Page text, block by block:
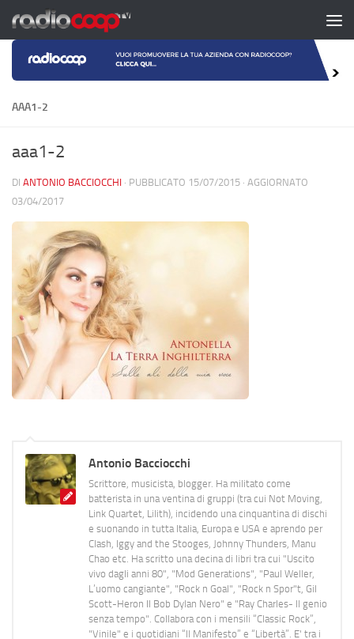
Salta al contenuto
AAA1-2
aaa1-2
DI ANTONIO BACCIOCCHI · PUBBLICATO 15/07/2015 · AGGIORNATO
03/04/2017
Antonio Bacciocchi
Scrittore, musicista, blogger. Ha militato come
batterista in una ventina di gruppi (tra cui Not Moving,
Link Quartet, Lilith), incidendo una cinquantina di dischi
e suonando in tutta Italia, Europa e USA e aprendo per
Clash, Iggy and the Stooges, Johnny Thunders, Manu
Chao etc. Ha scritto una decina di libri tra cui "Uscito
vivo dagli anni 80", "Mod Generations", "Paul Weller,
L’uomo cangiante", "Rock n Goal", "Rock n Spor"t, Gil
Scott-Heron Il Bob Dylan Nero" e "Ray Charles- Il genio
senza tempo". Collabora con i mensili “Classic Rock”,
"Vinile" e i quotidiani “Il Manifesto” e “Libertà”. E' tra i